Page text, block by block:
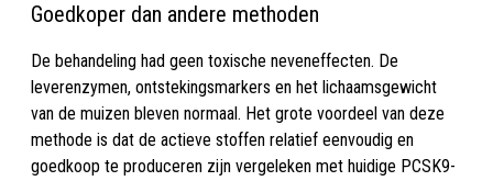
Goedkoper dan andere methoden
De behandeling had geen toxische neveneffecten. De
leverenzymen, ontstekingsmarkers en het lichaamsgewicht
van de muizen bleven normaal. Het grote voordeel van deze
methode is dat de actieve stoffen relatief eenvoudig en
goedkoop te produceren zijn vergeleken met huidige PCSK9-